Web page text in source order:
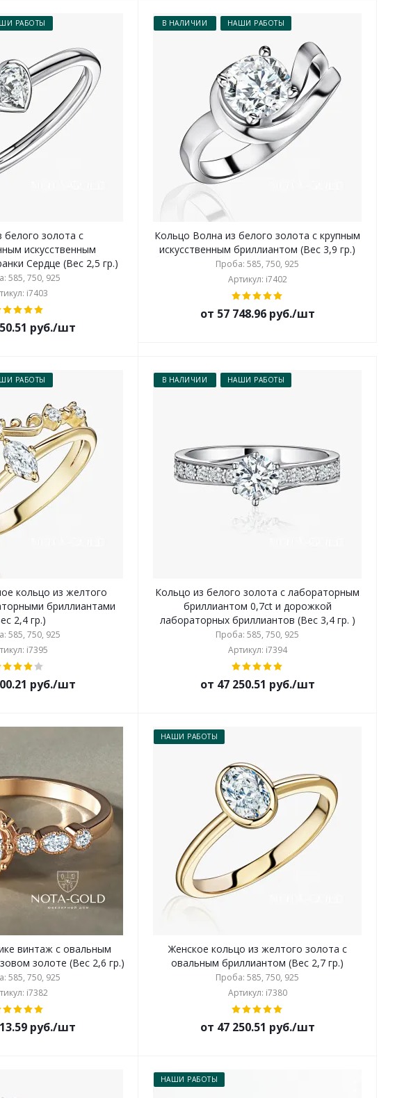
РАБОТЫ
белого золота с
искусственным
Сердце (Вес 2,5 гр.)
585, 750, 925
i7403
руб./шт
В НАЛИЧИИ НАШИ РАБОТЫ
Кольцо Волна из белого золота с крупным
искусственным бриллиантом (Вес 3,9 гр.)
Проба: 585, 750, 925
Артикул: i7402
от 57 748.96 руб./шт
РАБОТЫ
кольцо из желтого
2,4 гр.)
585, 750, 925
i7395
руб./шт
В НАЛИЧИИ НАШИ РАБОТЫ
Кольцо из белого золота с лабораторным
бриллиантом 0,7ct и дорожкой
лабораторных бриллиантов (Вес 3,4 гр. )
Проба: 585, 750, 925
Артикул: i7394
от 47 250.51 руб./шт
винтаж с овальным
золоте (Вес 2,6 гр.)
585, 750, 925
i7382
руб./шт
НАШИ РАБОТЫ
Женское кольцо из желтого золота с
овальным бриллиантом (Вес 2,7 гр.)
Проба: 585, 750, 925
Артикул: i7380
от 47 250.51 руб./шт
НАШИ РАБОТЫ